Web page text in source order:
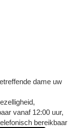
dame uw
vanaf 12:00 uur,
bereikbaar